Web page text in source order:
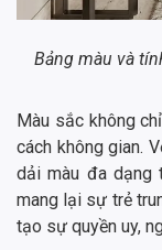
Bảng màu và
Màu sắc không
cách không gian.
dải màu đa dạng
mang lại sự trẻ
tạo sự quyền uy,